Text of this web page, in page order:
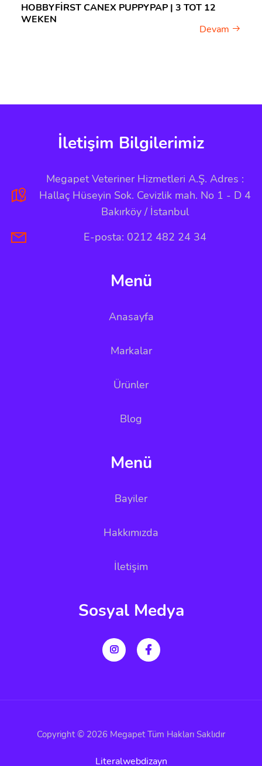
HOBBYFIRST CANEX PUPPYPAP | 3 TOT 12
WEKEN
Devam
İletişim Bilgilerimiz
Megapet Veteriner Hizmetleri A.Ş. Adres :
Hallaç Hüseyin Sok. Cevizlik mah. No 1 - D 4
Bakırköy / İstanbul
E-posta: 0212 482 24 34
Menü
Anasayfa
Markalar
Ürünler
Blog
Menü
Bayiler
Hakkımızda
İletişim
Sosyal Medya
Copyright © 2026 Megapet Tüm Hakları Saklıdır
Literalwebdizayn